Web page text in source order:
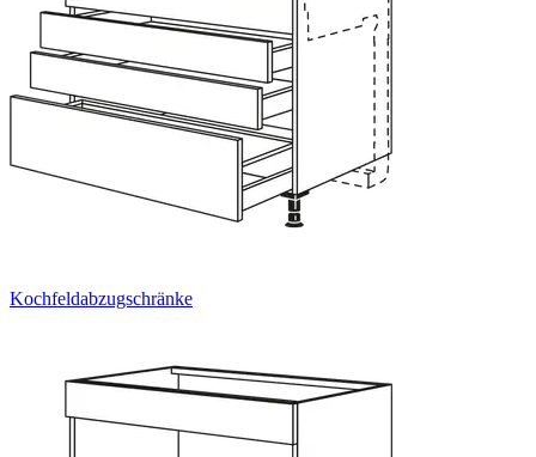
Kochfeldabzugschränke